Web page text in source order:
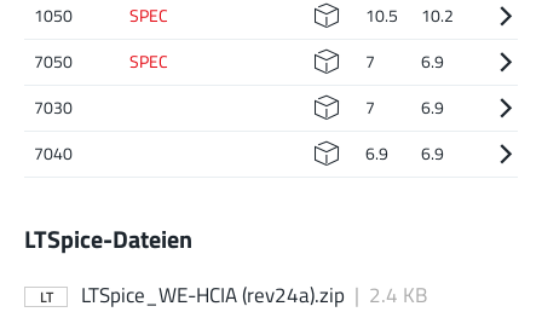
1050 SPEC 10.5
10.2
7050
SPEC 7
6.9
7030
7
6.9
7040
6.9 6.9
LTSpice-Dateien
LT LTSpice_WE-HCIA (rev24a).zip | 2.4 KB